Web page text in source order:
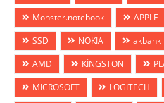
Monster.notebook
APPLE
SSD
NOKIA akbank
AMD
KİNGSTON
MİCROSOFT
LOGİTECH